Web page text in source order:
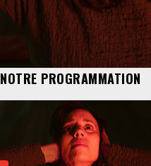
NOTRE PROGRAMMATION